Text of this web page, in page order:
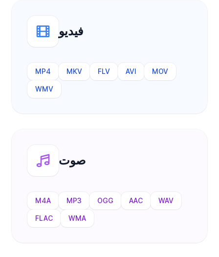
فيديو
MP4 MKV FLV AVI MOV
WMV
صوت
M4A MP3 OGG AAC WAV
FLAC WMA